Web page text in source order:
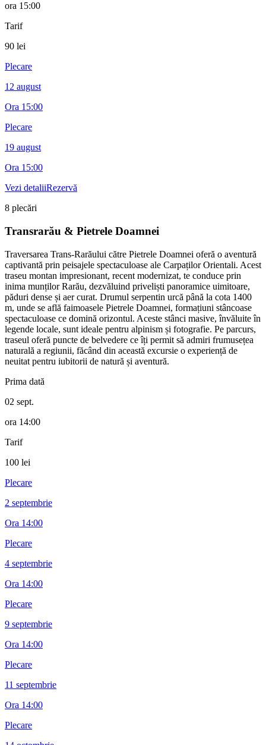
ora 15:00
Tarif
90 lei
Plecare
12 august
Ora 15:00
Plecare
19 august
Ora 15:00
Vezi detaliiRezervă
8 plecări
Transrarău & Pietrele Doamnei
Traversarea Trans-Rarăului către Pietrele Doamnei oferă o aventură
captivantă prin peisajele spectaculoase ale Carpaților Orientali. Acest
traseu montan impresionant, recent modernizat, te conduce prin
inima munților Rarău, dezvăluind priveliști panoramice uimitoare,
păduri dense și aer curat. Drumul serpentin urcă până la cota 1400
m, unde se află faimoasele Pietrele Doamnei, formațiuni stâncoase
spectaculoase ce domină orizontul. Aceste stânci masive, învăluite în
legende locale, sunt ideale pentru alpinism și fotografie. Pe parcurs,
traseul oferă puncte de belvedere ce îți permit să admiri frumusețea
naturală a regiunii, făcând din această excursie o experiență de
neuitat pentru iubitorii de natură și aventură.
Prima dată
02 sept.
ora 14:00
Tarif
100 lei
Plecare
2 septembrie
Ora 14:00
Plecare
4 septembrie
Ora 14:00
Plecare
9 septembrie
Ora 14:00
Plecare
11 septembrie
Ora 14:00
Plecare